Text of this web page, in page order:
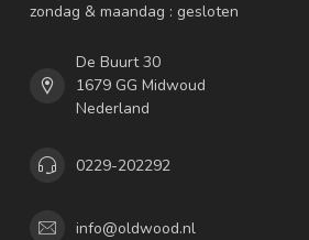
zondag & maandag : gesloten
De Buurt 30
1679 GG Midwoud
Nederland
0229-202292
info@oldwood.nl